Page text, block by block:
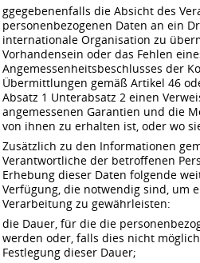
ggegebenenfalls die Absicht des
personenbezogenen Daten an ein
internationale Organisation zu
Vorhandensein oder das Fehlen
Angemessenheitsbeschlusses der
Übermittlungen gemäß Artikel 46
Absatz 1 Unterabsatz 2 einen
angemessenen Garantien und die
von ihnen zu erhalten ist, oder wo
Zusätzlich zu den Informationen
Verantwortliche der betroffenen
Erhebung dieser Daten folgende
Verfügung, die notwendig sind, um
Verarbeitung zu gewährleisten:
die Dauer, für die die
werden oder, falls dies nicht
Festlegung dieser Dauer;